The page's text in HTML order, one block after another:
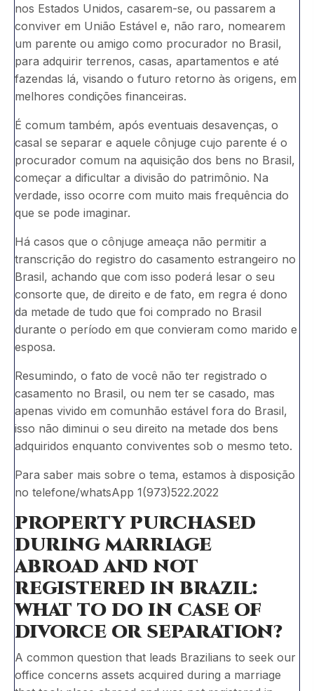
nos Estados Unidos, casarem-se, ou passarem a
conviver em União Estável e, não raro, nomearem
um parente ou amigo como procurador no Brasil,
para adquirir terrenos, casas, apartamentos e até
fazendas lá, visando o futuro retorno às origens, em
melhores condições financeiras.
É comum também, após eventuais desavenças, o
casal se separar e aquele cônjuge cujo parente é o
procurador comum na aquisição dos bens no Brasil,
começar a dificultar a divisão do patrimônio. Na
verdade, isso ocorre com muito mais frequência do
que se pode imaginar.
Há casos que o cônjuge ameaça não permitir a
transcrição do registro do casamento estrangeiro no
Brasil, achando que com isso poderá lesar o seu
consorte que, de direito e de fato, em regra é dono
da metade de tudo que foi comprado no Brasil
durante o período em que convieram como marido e
esposa.
Resumindo, o fato de você não ter registrado o
casamento no Brasil, ou nem ter se casado, mas
apenas vivido em comunhão estável fora do Brasil,
isso não diminui o seu direito na metade dos bens
adquiridos enquanto conviventes sob o mesmo teto.
Para saber mais sobre o tema, estamos à disposição
no telefone/whatsApp 1(973)522.2022
PROPERTY PURCHASED
DURING MARRIAGE
ABROAD AND NOT
REGISTERED IN BRAZIL:
WHAT TO DO IN CASE OF
DIVORCE OR SEPARATION?
A common question that leads Brazilians to seek our
office concerns assets acquired during a marriage